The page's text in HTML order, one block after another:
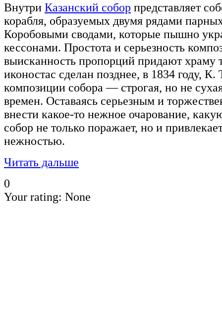
Внутри Казанский собор представляет
корабля, образуемых двумя рядами
Коробовыми сводами, которые пышно
кессонами. Простота и серьезность
выисканность пропорций придают
иконостас сделан позднее, в 1834 году,
композиции собора — строгая, но не
времен. Оставаясь серьезным и
внести какое-то нежное очарование,
собор не только поражает, но и
нежностью.
Читать дальше
0
Your rating: None